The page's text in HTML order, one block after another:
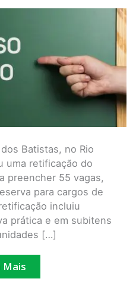
Batistas, no Rio
uma retificação do
preencher 55 vagas,
para cargos de
incluiu
prática e em subitens
[…]
Mais